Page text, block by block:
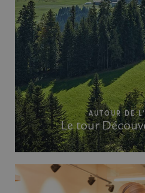
AUTOUR DE
Le tour